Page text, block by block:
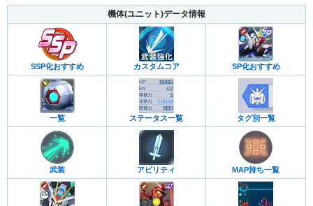
機体(ユニット)データ情報
SSP化おすすめ カスタムコア SP化おすすめ
一覧 ステータス一覧 タグ別一覧
武装 アビリティ MAP持ち一覧